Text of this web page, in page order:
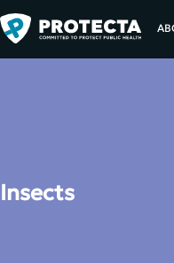
Insects